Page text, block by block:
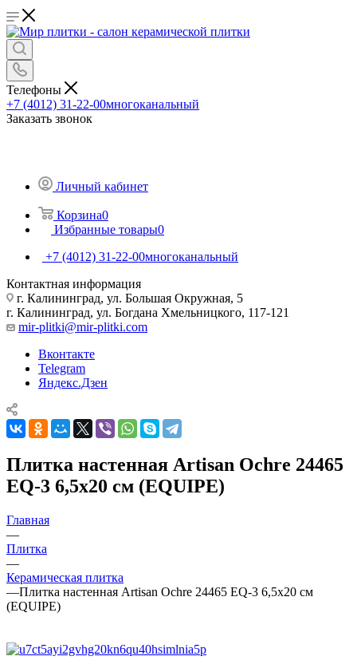
Телефоны
+7 (4012) 31-22-00многоканальный
Заказать звонок
Личный кабинет
Корзина0
Избранные товары0
+7 (4012) 31-22-00многоканальный
Контактная информация
г. Калининград, ул. Большая Окружная, 5
г. Калининград, ул. Богдана Хмельницкого, 117-121
mir-plitki@mir-plitki.com
Вконтакте
Telegram
Яндекс.Дзен
Плитка настенная Artisan Ochre 24465
EQ-3 6,5x20 см (EQUIPE)
Главная
—
Плитка
—
Керамическая плитка
—Плитка настенная Artisan Ochre 24465 EQ-3 6,5x20 см
(EQUIPE)